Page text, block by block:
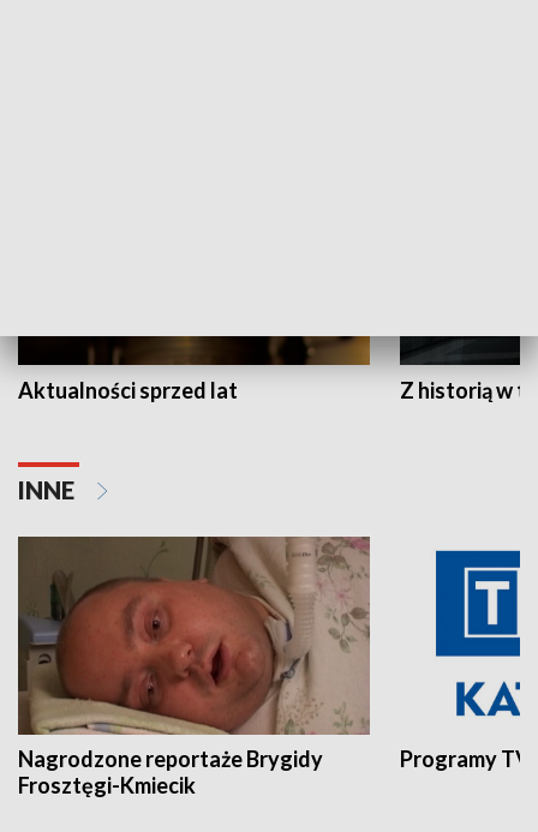
Aktualności sprzed lat Z historią w
INNE
Nagrodzone reportaże Brygidy
Frosztęgi-Kmiecik
Programy